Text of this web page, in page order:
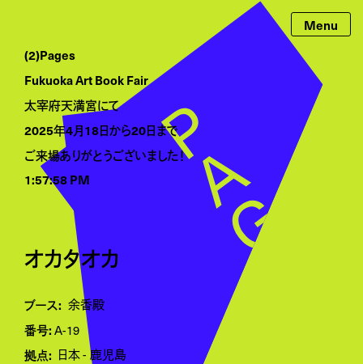
(2)Pages
Fukuoka Art Book Fair
太宰府天満宮にて
2025年4月18日から20日まで
ご来場ありがとうございました！
1:57:58 PM
オカタオカ
ブース: 余香殿
番号: A-19
拠点: 日本 鹿児島